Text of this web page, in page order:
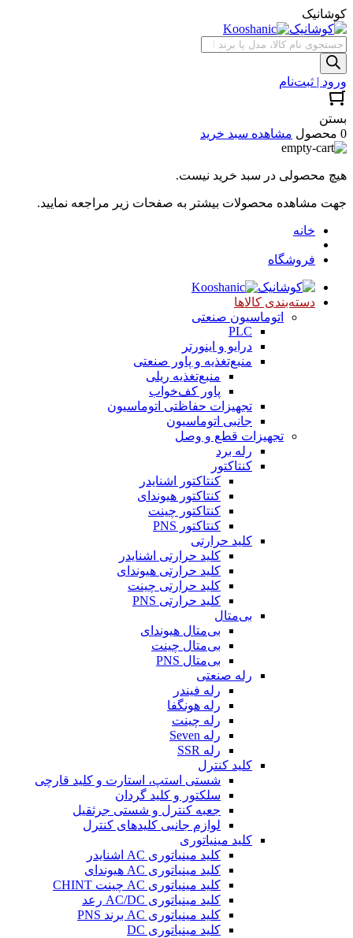
کوشانیک
جستجوی
محصولات
ورود | ثبت‌نام
بستن
0 محصول
مشاهده سبد خرید
هیچ محصولی در سبد خرید نیست.
جهت مشاهده محصولات بیشتر به صفحات زیر مراجعه نمایید.
خانه
فروشگاه
دسته‌بندی کالاها
اتوماسیون صنعتی
PLC
درایو و اینورتر
منبع‌تغذیه و پاور صنعتی
منبع‌تغذیه ریلی
پاور کف‌خواب
تجهیزات حفاظتی اتوماسیون
جانبی اتوماسیون
تجهیزات قطع و وصل
رله برد
کنتاکتور
کنتاکتور اشنایدر
کنتاکتور هیوندای
کنتاکتور چینت
کنتاکتور PNS
کلید حرارتی
کلید حرارتی اشنایدر
کلید حرارتی هیوندای
کلید حرارتی چینت
کلید حرارتی PNS
بی‌متال
بی‌متال هیوندای
بی‌متال چینت
بی‌متال PNS
رله صنعتی
رله فیندر
رله هونگفا
رله چینت
رله Seven
رله SSR
کلید کنترل
شستی استپ، استارت و کلید قارچی
سلکتور و کلید گردان
جعبه کنترل و شستی جرثقیل
لوازم جانبی کلیدهای کنترل
کلید مینیاتوری
کلید مینیاتوری AC اشنایدر
کلید مینیاتوری AC هیوندای
کلید مینیاتوری AC چینت CHINT
کلید مینیاتوری AC/DC رعد
کلید مینیاتوری AC برند PNS
کلید مینیاتوری DC